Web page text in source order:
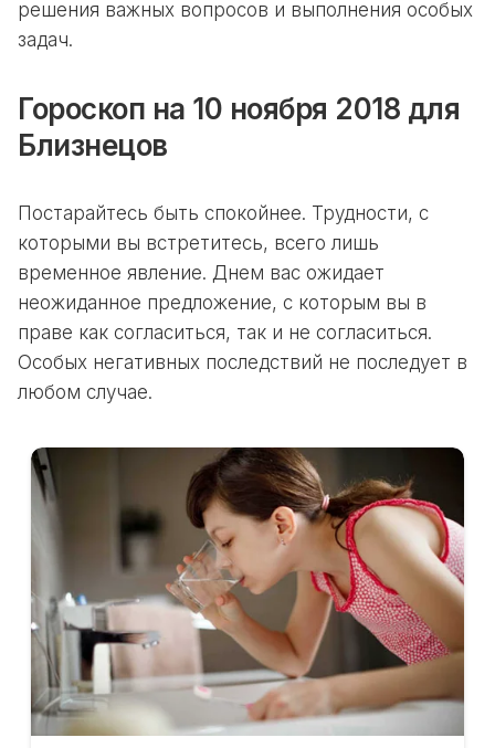
решения важных вопросов и выполнения особых
задач.
Гороскоп на 10 ноября 2018 для
Близнецов
Постарайтесь быть спокойнее. Трудности, с
которыми вы встретитесь, всего лишь
временное явление. Днем вас ожидает
неожиданное предложение, с которым вы в
праве как согласиться, так и не согласиться.
Особых негативных последствий не последует в
любом случае.